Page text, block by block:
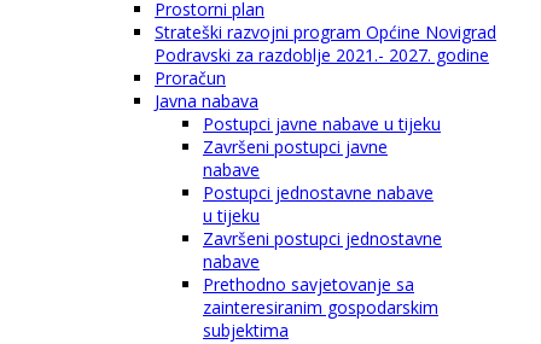
Prostorni plan
Strateški razvojni program Općine Novigrad
Podravski za razdoblje 2021.- 2027. godine
Proračun
Javna nabava
Postupci javne nabave u tijeku
Završeni postupci javne
nabave
Postupci jednostavne nabave
u tijeku
Završeni postupci jednostavne
nabave
Prethodno savjetovanje sa
zainteresiranim gospodarskim
subjektima